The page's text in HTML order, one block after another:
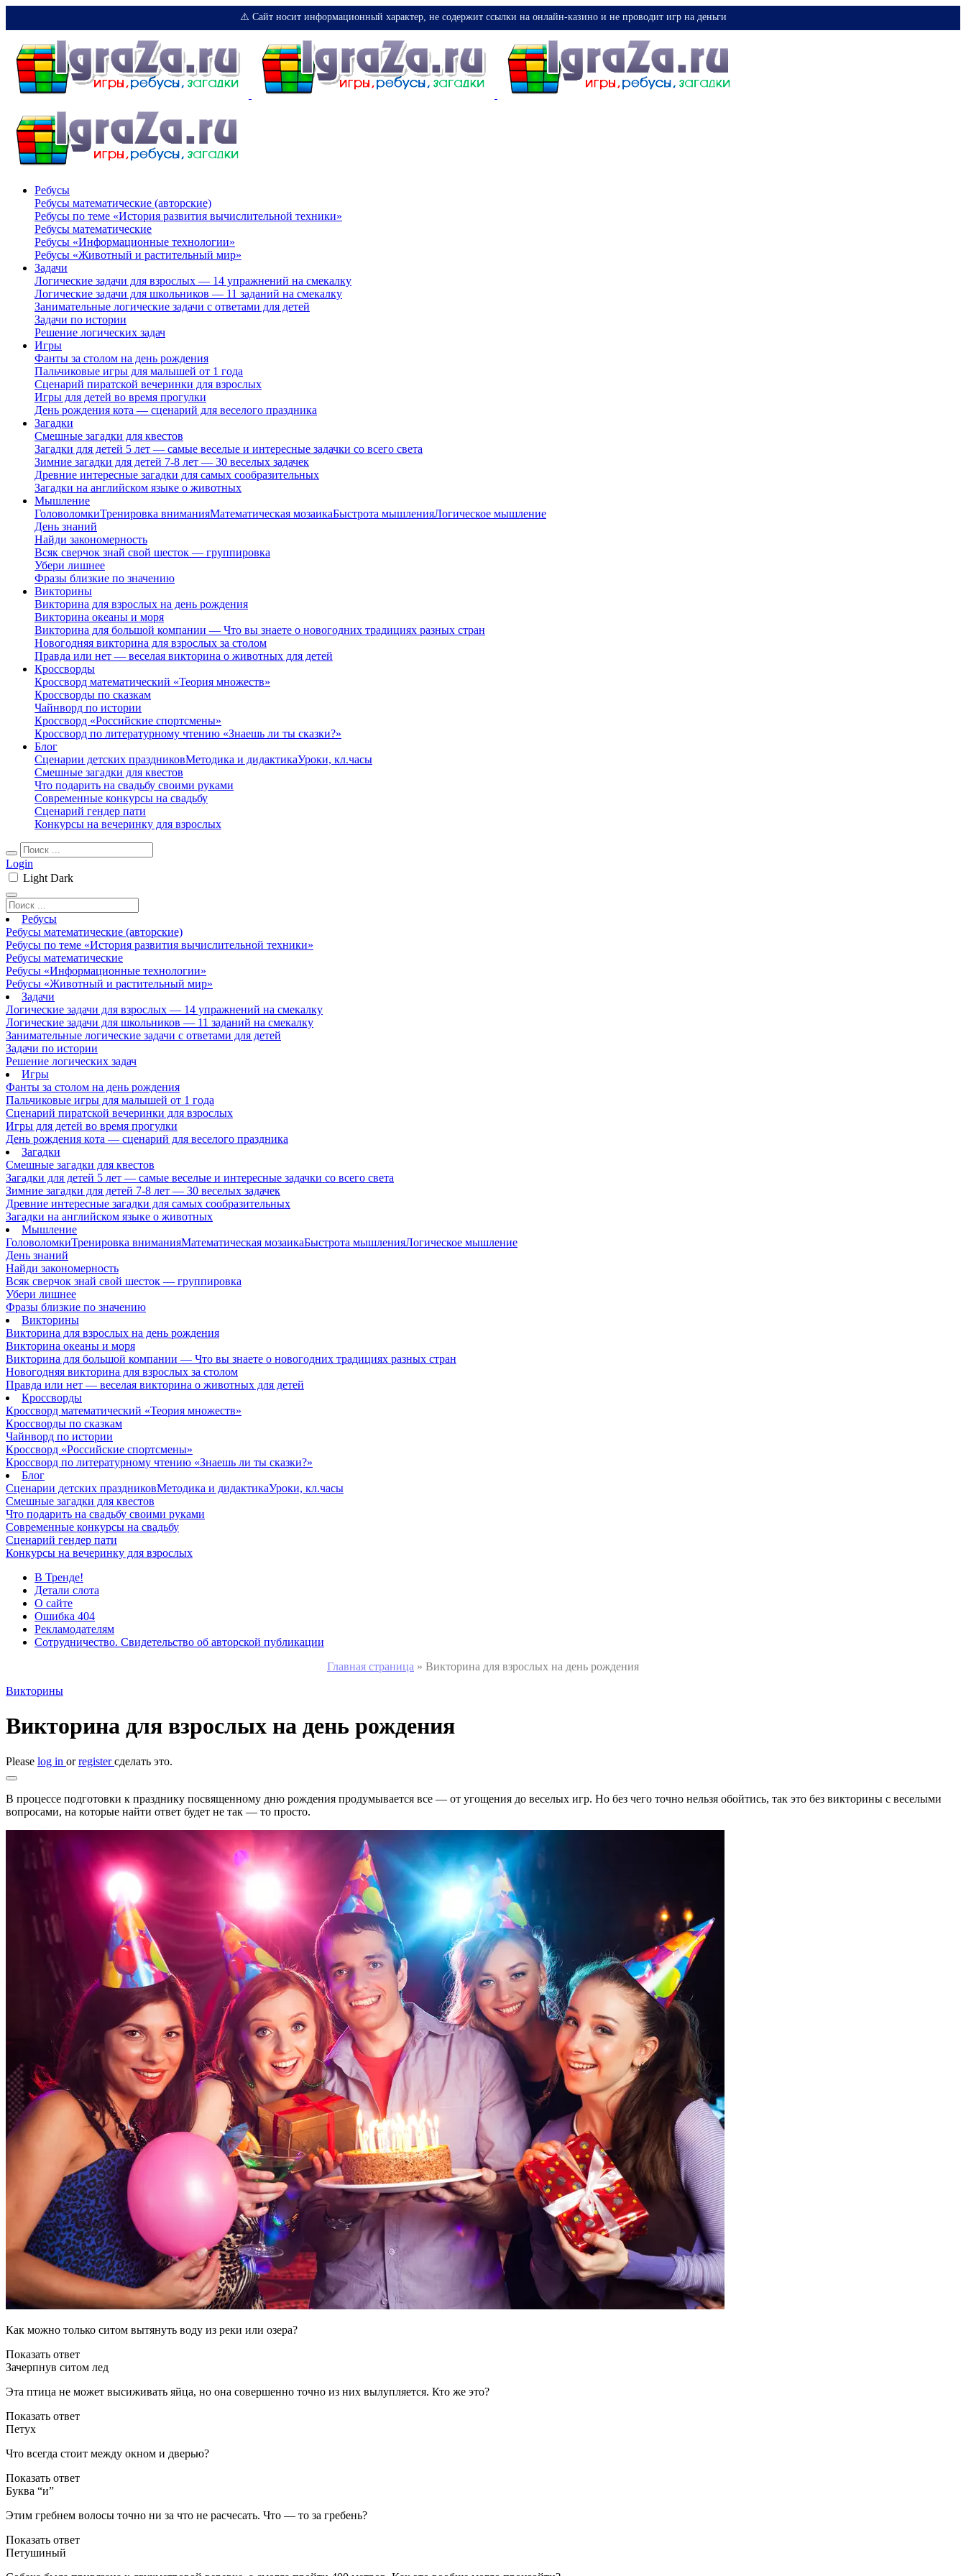
⚠️ Сайт носит информационный характер, не содержит ссылки на онлайн-казино и не проводит игр на деньги
Ребусы
Ребусы математические (авторские)
Ребусы по теме «История развития вычислительной техники»
Ребусы математические
Ребусы «Информационные технологии»
Ребусы «Животный и растительный мир»
Задачи
Логические задачи для взрослых — 14 упражнений на смекалку
Логические задачи для школьников — 11 заданий на смекалку
Занимательные логические задачи с ответами для детей
Задачи по истории
Решение логических задач
Игры
Фанты за столом на день рождения
Пальчиковые игры для малышей от 1 года
Сценарий пиратской вечеринки для взрослых
Игры для детей во время прогулки
День рождения кота — сценарий для веселого праздника
Загадки
Смешные загадки для квестов
Загадки для детей 5 лет — самые веселые и интересные задачки со всего света
Зимние загадки для детей 7-8 лет — 30 веселых задачек
Древние интересные загадки для самых сообразительных
Загадки на английском языке о животных
Мышление
ГоловоломкиТренировка вниманияМатематическая мозаикаБыстрота мышленияЛогическое мышление
День знаний
Найди закономерность
Всяк сверчок знай свой шесток — группировка
Убери лишнее
Фразы близкие по значению
Викторины
Викторина для взрослых на день рождения
Викторина океаны и моря
Викторина для большой компании — Что вы знаете о новогодних традициях разных стран
Новогодняя викторина для взрослых за столом
Правда или нет — веселая викторина о животных для детей
Кроссворды
Кроссворд математический «Теория множеств»
Кроссворды по сказкам
Чайнворд по истории
Кроссворд «Российские спортсмены»
Кроссворд по литературному чтению «Знаешь ли ты сказки?»
Блог
Сценарии детских праздниковМетодика и дидактикаУроки, кл.часы
Смешные загадки для квестов
Что подарить на свадьбу своими руками
Современные конкурсы на свадьбу
Сценарий гендер пати
Конкурсы на вечеринку для взрослых
Login
Light Dark
Ребусы
Ребусы математические (авторские)
Ребусы по теме «История развития вычислительной техники»
Ребусы математические
Ребусы «Информационные технологии»
Ребусы «Животный и растительный мир»
Задачи
Логические задачи для взрослых — 14 упражнений на смекалку
Логические задачи для школьников — 11 заданий на смекалку
Занимательные логические задачи с ответами для детей
Задачи по истории
Решение логических задач
Игры
Фанты за столом на день рождения
Пальчиковые игры для малышей от 1 года
Сценарий пиратской вечеринки для взрослых
Игры для детей во время прогулки
День рождения кота — сценарий для веселого праздника
Загадки
Смешные загадки для квестов
Загадки для детей 5 лет — самые веселые и интересные задачки со всего света
Зимние загадки для детей 7-8 лет — 30 веселых задачек
Древние интересные загадки для самых сообразительных
Загадки на английском языке о животных
Мышление
ГоловоломкиТренировка вниманияМатематическая мозаикаБыстрота мышленияЛогическое мышление
День знаний
Найди закономерность
Всяк сверчок знай свой шесток — группировка
Убери лишнее
Фразы близкие по значению
Викторины
Викторина для взрослых на день рождения
Викторина океаны и моря
Викторина для большой компании — Что вы знаете о новогодних традициях разных стран
Новогодняя викторина для взрослых за столом
Правда или нет — веселая викторина о животных для детей
Кроссворды
Кроссворд математический «Теория множеств»
Кроссворды по сказкам
Чайнворд по истории
Кроссворд «Российские спортсмены»
Кроссворд по литературному чтению «Знаешь ли ты сказки?»
Блог
Сценарии детских праздниковМетодика и дидактикаУроки, кл.часы
Смешные загадки для квестов
Что подарить на свадьбу своими руками
Современные конкурсы на свадьбу
Сценарий гендер пати
Конкурсы на вечеринку для взрослых
В Тренде!
Детали слота
О сайте
Ошибка 404
Рекламодателям
Сотрудничество. Свидетельство об авторской публикации
Главная страница » Викторина для взрослых на день рождения
Викторины
Викторина для взрослых на день рождения
Please log in orregisterсделать это.
В процессе подготовки к празднику посвященному дню рождения продумывается все — от угощения до веселых игр. Но без чего точно нельзя обойтись, так это без викторины с веселыми
вопросами, на которые найти ответ будет не так — то просто.
Как можно только ситом вытянуть воду из реки или озера?
Показать ответ
Зачерпнув ситом лед
Эта птица не может высиживать яйца, но она совершенно точно из них вылупляется. Кто же это?
Показать ответ
Петух
Что всегда стоит между окном и дверью?
Показать ответ
Буква “и”
Этим гребнем волосы точно ни за что не расчесать. Что — то за гребень?
Показать ответ
Петушиный